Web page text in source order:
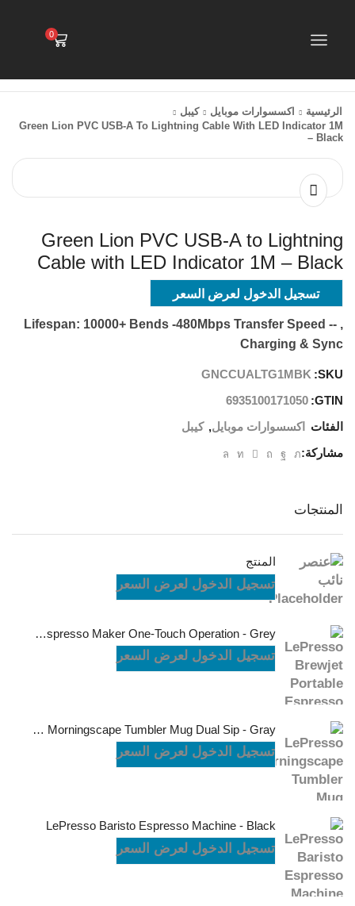
0
الرئيسية اكسسوارات موبايل
كيبل
Green Lion PVC USB-A To Lightning Cable With LED Indicator 1M
– Black
Green Lion PVC USB-A to Lightning
Cable with LED Indicator 1M – Black
تسجيل الدخول لعرض السعر
, -Lifespan: 10000+ Bends -480Mbps Transfer Speed -
Charging & Sync
SKU:
GNCCUALTG1MBK
GTIN:
6935100171050
الفئات اكسسوارات موبايل, كيبل
مشاركة:
المنتجات
المنتج
تسجيل الدخول لعرض السعر
LePresso Brewjet Portable Espresso Maker One-Touch Operation - Grey
تسجيل الدخول لعرض السعر
LePresso Morningscape Tumbler Mug Dual Sip - Gray
تسجيل الدخول لعرض السعر
LePresso Baristo Espresso Machine - Black
تسجيل الدخول لعرض السعر